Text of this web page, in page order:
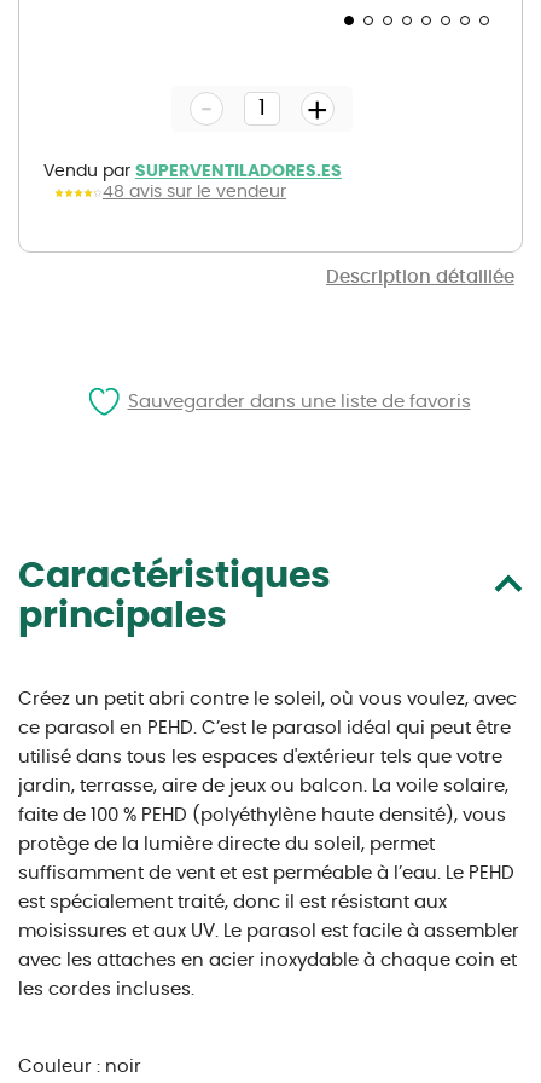
Description détaillée
gallery
Vendu par SUPERVENTILADORES.ES
48 avis sur le vendeur
- +
Caractéristiques
principales
Créez un petit abri contre le soleil, où vous voulez, avec
ce parasol en PEHD. C’est le parasol idéal qui peut être
utilisé dans tous les espaces d'extérieur tels que votre
jardin, terrasse, aire de jeux ou balcon. La voile solaire,
faite de 100 % PEHD (polyéthylène haute densité), vous
protège de la lumière directe du soleil, permet
suffisamment de vent et est perméable à l’eau. Le PEHD
est spécialement traité, donc il est résistant aux
moisissures et aux UV. Le parasol est facile à assembler
avec les attaches en acier inoxydable à chaque coin et
les cordes incluses.
Couleur : noir
Sauvegarder dans une liste de favoris